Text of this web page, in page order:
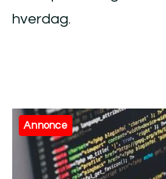
hverdag.
Post
Navigation
Annonce